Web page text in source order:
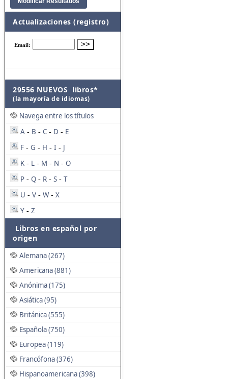
Actualizaciones (registro)
29556 NUEVOS libros*
(la mayoría de idiomas)
Navega entre los títulos
A - B - C - D - E
F - G - H - I - J
K - L - M - N - O
P - Q - R - S - T
U - V - W - X
Y - Z
Libros en español por
origen
Alemana (267)
Americana (881)
Anónima (175)
Asiática (95)
Británica (555)
Española (750)
Europea (119)
Francófona (376)
Hispanoamericana (398)